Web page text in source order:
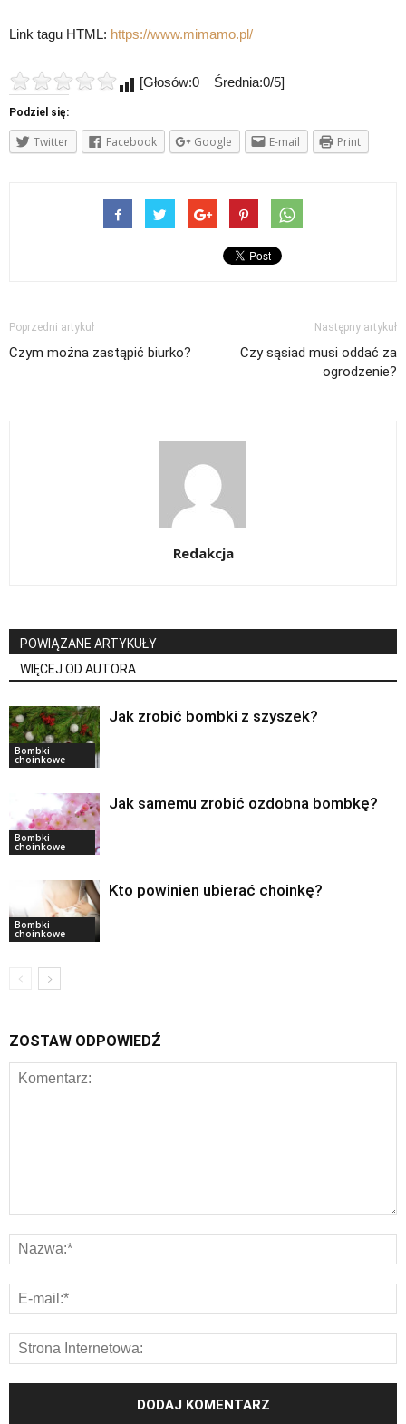
Link tagu HTML: https://www.mimamo.pl/
[Głosów:0 Średnia:0/5]
Podziel się:
Twitter Facebook Google E-mail Print
Poprzedni artykuł
Czym można zastąpić biurko?
Następny artykuł
Czy sąsiad musi oddać za
ogrodzenie?
Redakcja
POWIĄZANE ARTYKUŁY
WIĘCEJ OD AUTORA
Bombki
choinkowe
Jak zrobić bombki z szyszek?
Bombki
choinkowe
Jak samemu zrobić ozdobna bombkę?
Bombki
choinkowe
Kto powinien ubierać choinkę?
ZOSTAW ODPOWIEDŹ